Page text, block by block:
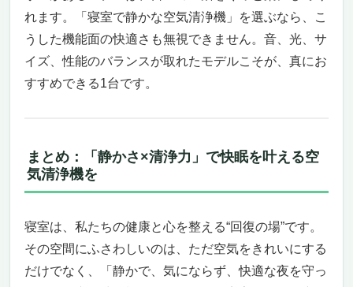
れます。「寝室で静かな空気清浄機」を選ぶなら、こ
うした機能面の快適さも無視できません。音、光、サ
イズ、性能のバランスが取れたモデルこそが、真にお
すすめできる1台です。
まとめ：「静かさ×清浄力」で快眠を叶える空
気清浄機を
寝室は、私たちの健康と心を整える“回復の場”です。
その空間にふさわしいのは、ただ空気をきれいにする
だけでなく、「静かで、気にならず、快適な夜を守っ